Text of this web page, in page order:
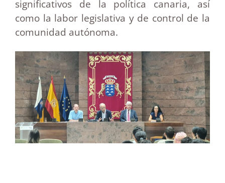
significativos de la política canaria, así
como la labor legislativa y de control de la
comunidad autónoma.